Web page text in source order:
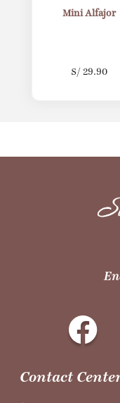
Mini Alfajor
S/ 29.90
Contact